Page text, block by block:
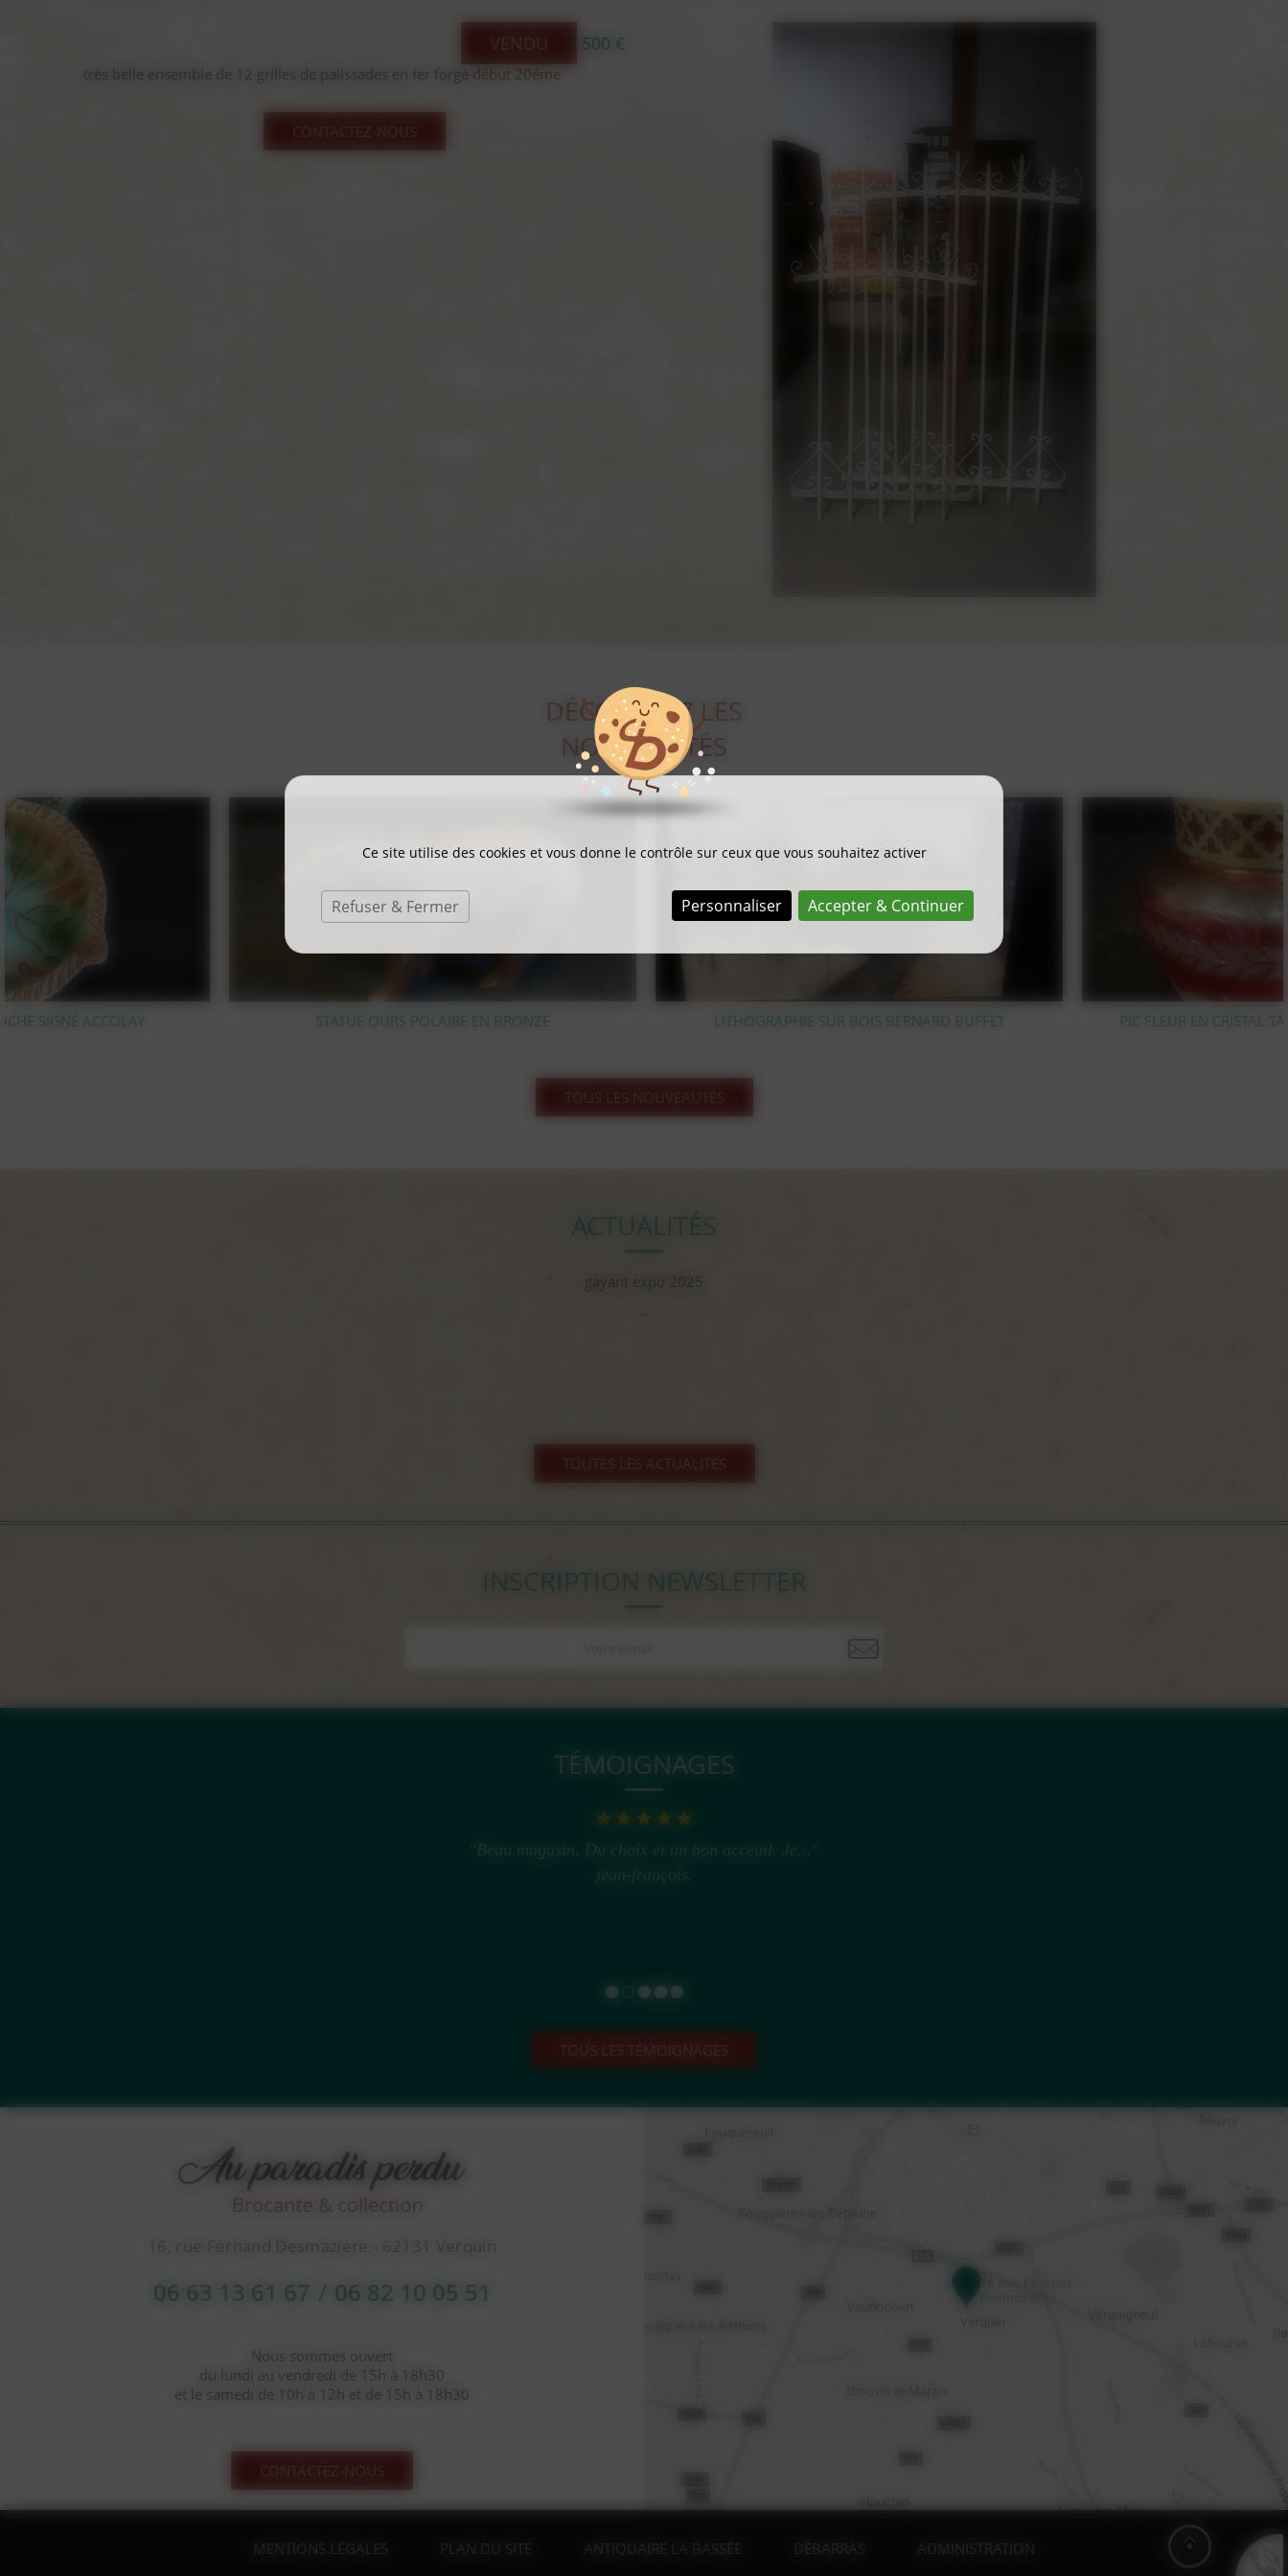
Ce site utilise des cookies et vous donne le contrôle sur ceux que vous souhaitez activer
Accepter & Continuer
Refuser & Fermer Personnaliser
500 €
très belle ensemble de 12 grilles de palissades en fer forgé début 20éme
DÉCOUVREZ LES
NOUVEAUTÉS
STATUE OURS POLAIRE EN BRONZE LITHOGRAPHIE SUR BOIS BERNARD BUFFET PIC FLEUR EN CRISTAL TAILLÉ VAL SAINT LAMBERT
ACTUALITÉS
gayant expo 2025
INSCRIPTION NEWSLETTER
TÉMOIGNAGES
"Beau magasin. Du choix et un bon acceuil. Je..."
jean-françois.
06 63 13 61 67 / 06 82 10 05 51
Nous sommes ouvert
du lundi au vendredi de 15h à 18h30
et le samedi de 10h à 12h et de 15h à 18h30
MENTIONS LÉGALES PLAN DU SITE ANTIQUAIRE LA BASSÉE DÉBARRAS ADMINISTRATION